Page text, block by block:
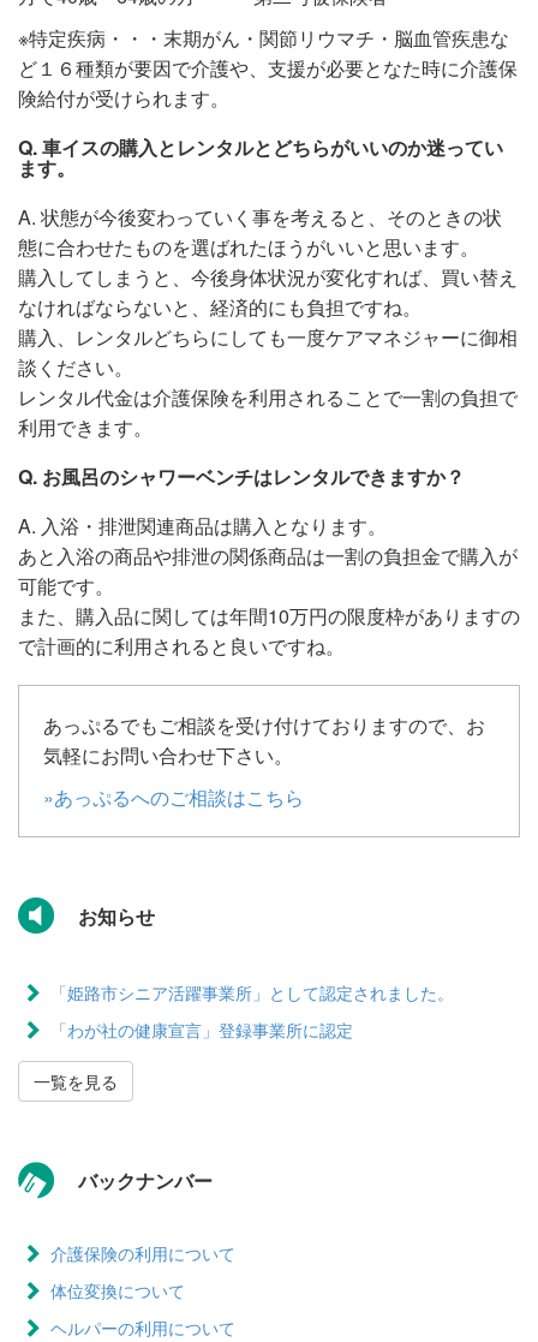
※特定疾病・・・末期がん・関節リウマチ・脳血管疾患な
ど１６種類が要因で介護や、支援が必要となた時に介護保
険給付が受けられます。
Q. 車イスの購入とレンタルとどちらがいいのか迷ってい
ます。
A. 状態が今後変わっていく事を考えると、そのときの状
態に合わせたものを選ばれたほうがいいと思います。
購入してしまうと、今後身体状況が変化すれば、買い替え
なければならないと、経済的にも負担ですね。
購入、レンタルどちらにしても一度ケアマネジャーに御相
談ください。
レンタル代金は介護保険を利用されることで一割の負担で
利用できます。
Q. お風呂のシャワーベンチはレンタルできますか？
A. 入浴・排泄関連商品は購入となります。
あと入浴の商品や排泄の関係商品は一割の負担金で購入が
可能です。
また、購入品に関しては年間10万円の限度枠がありますの
で計画的に利用されると良いですね。
あっぷるでもご相談を受け付けておりますので、お
気軽にお問い合わせ下さい。
»あっぷるへのご相談はこちら
お知らせ
「姫路市シニア活躍事業所」として認定されました。
「わが社の健康宣言」登録事業所に認定
一覧を見る
バックナンバー
介護保険の利用について
体位変換について
ヘルパーの利用について